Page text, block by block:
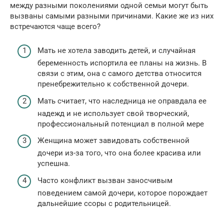
между разными поколениями одной семьи могут быть
вызваны самыми разными причинами. Какие же из них
встречаются чаще всего?
Мать не хотела заводить детей, и случайная
беременность испортила ее планы на жизнь. В
связи с этим, она с самого детства относится
пренебрежительно к собственной дочери.
Мать считает, что наследница не оправдала ее
надежд и не использует свой творческий,
профессиональный потенциал в полной мере
Женщина может завидовать собственной
дочери из-за того, что она более красива или
успешна.
Часто конфликт вызван заносчивым
поведением самой дочери, которое порождает
дальнейшие ссоры с родительницей.